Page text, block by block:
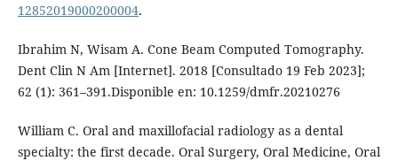
12852019000200004.
Ibrahim N, Wisam A. Cone Beam Computed Tomography.
Dent Clin N Am [Internet]. 2018 [Consultado 19 Feb 2023];
62 (1): 361–391.Disponible en: 10.1259/dmfr.20210276
William C. Oral and maxillofacial radiology as a dental
specialty: the first decade. Oral Surgery, Oral Medicine, Oral